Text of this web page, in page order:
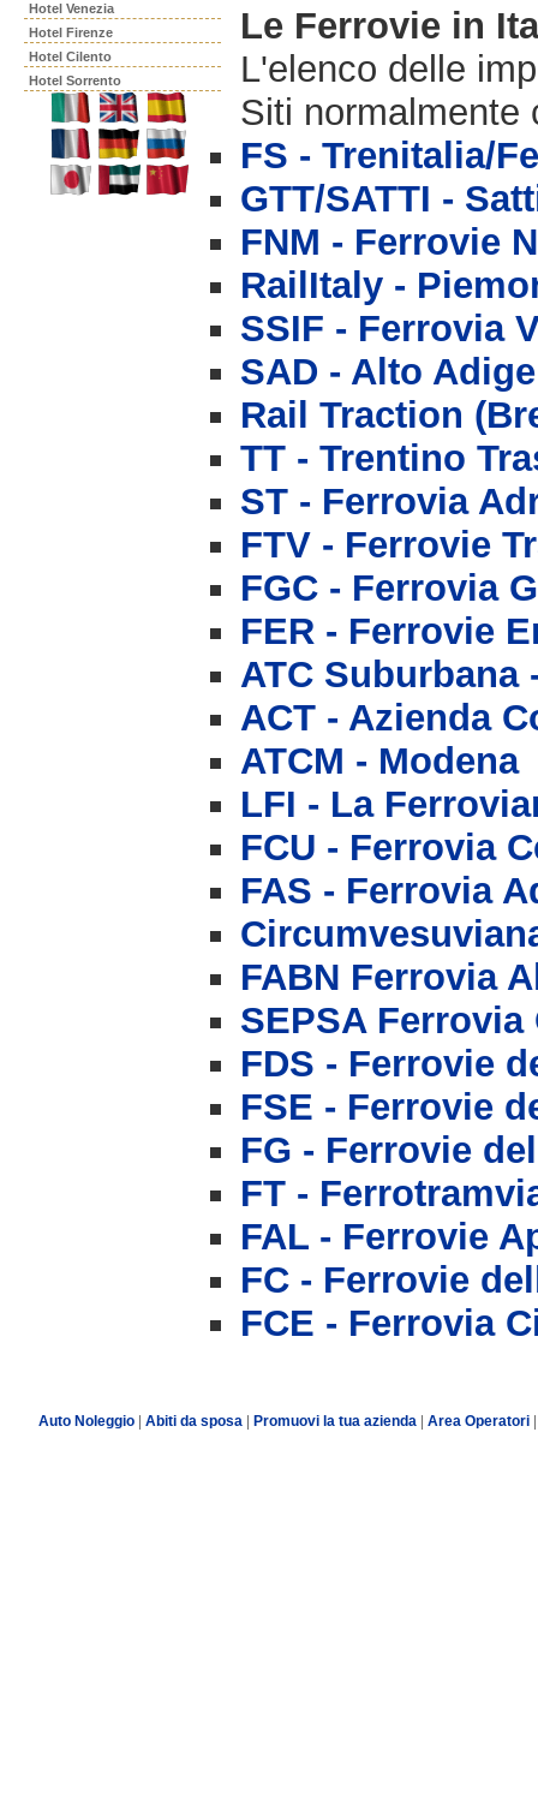
Hotel Venezia
Hotel Firenze
Hotel Cilento
Hotel Sorrento
Le Ferrovie in
L'elenco delle
Siti normalmente
FS - Trenitalia/
GTT/SATTI -
FNM - Ferrovie
RailItaly -
SSIF - Ferrovia
SAD - Alto Adige
Rail Traction
TT - Trentino
ST - Ferrovia
FTV - Ferrovie
FGC - Ferrovia
FER - Ferrovie
ATC
ACT - Azienda
ATCM - Modena
LFI - La
FCU - Ferrovia
FAS - Ferrovia
FABN Ferrovia
SEPSA
FDS - Ferrovie
FSE - Ferrovie
FG - Ferrovie
FT -
FAL - Ferrovie
FC - Ferrovie
FCE - Ferrovia
Auto Noleggio| Abiti da sposa| Promuovi la tua azienda Area Operatori